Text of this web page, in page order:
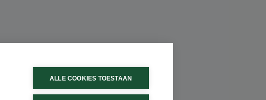
ALLE COOKIES TOESTAAN